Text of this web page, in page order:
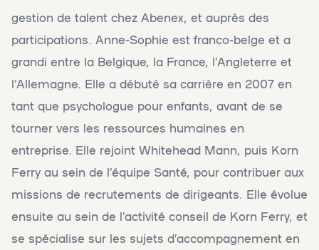
gestion de talent chez Abenex, et auprès des
participations. Anne-Sophie est franco-belge et a
grandi entre la Belgique, la France, l’Angleterre et
l’Allemagne. Elle a débuté sa carrière en 2007 en
tant que psychologue pour enfants, avant de se
tourner vers les ressources humaines en
entreprise. Elle rejoint Whitehead Mann, puis Korn
Ferry au sein de l’équipe Santé, pour contribuer aux
missions de recrutements de dirigeants. Elle évolue
ensuite au sein de l’activité conseil de Korn Ferry, et
se spécialise sur les sujets d’accompagnement en